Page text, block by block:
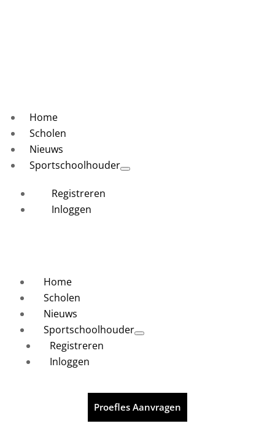
Home
Scholen
Nieuws
Sportschoolhouder
Registreren
Inloggen
Home
Scholen
Nieuws
Sportschoolhouder
Registreren
Inloggen
Proefles Aanvragen